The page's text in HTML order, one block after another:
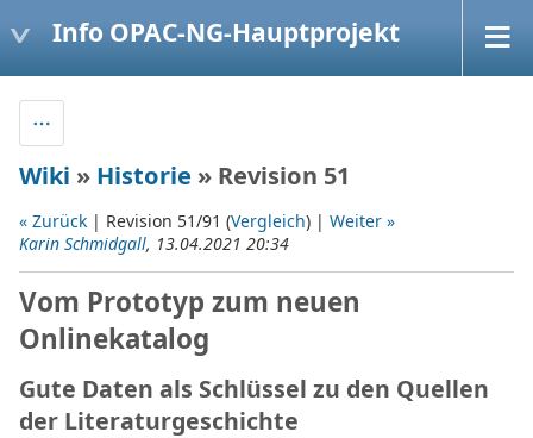
Info OPAC-NG-Hauptprojekt
Wiki » Historie » Revision 51
« Zurück | Revision 51/91 (Vergleich) | Weiter »
Karin Schmidgall, 13.04.2021 20:34
Vom Prototyp zum neuen
Onlinekatalog
Gute Daten als Schlüssel zu den Quellen
der Literaturgeschichte